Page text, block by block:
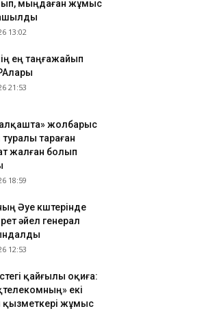
тұрғынды жеке
түсіндірді
бұрынғы
мыңдаған жұмыс
13:02
ең таңғажайып
21:53
жолбарыс
туралы тараған
жалған болып
18:59
Әуе күштерінде
әйел генерал
12:53
қайғылы оқиға:
екі
қызметкері жұмыс